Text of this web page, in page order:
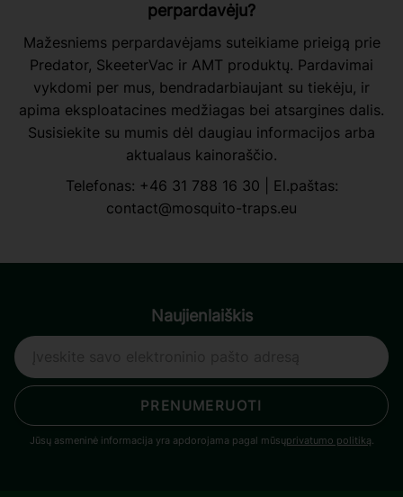
perpardavėju?
Mažesniems perpardavėjams suteikiame prieigą prie
Predator, SkeeterVac ir AMT produktų. Pardavimai
vykdomi per mus, bendradarbiaujant su tiekėju, ir
apima eksploatacines medžiagas bei atsargines dalis.
Susisiekite su mumis dėl daugiau informacijos arba
aktualaus kainoraščio.
Telefonas: +46 31 788 16 30 | El.paštas:
contact@mosquito-traps.eu
Naujienlaiškis
PRENUMERUOTI
Jūsų asmeninė informacija yra apdorojama pagal mūsųprivatumo politiką.